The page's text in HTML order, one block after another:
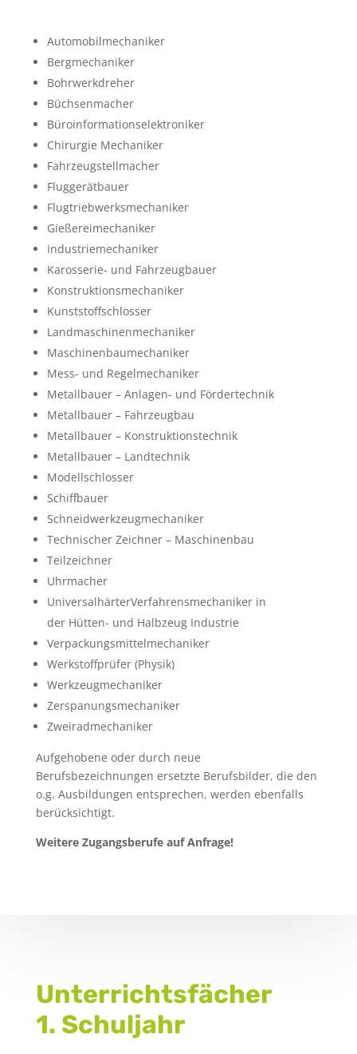
Automobilmechaniker
Bergmechaniker
Bohrwerkdreher
Büchsenmacher
Büroinformationselektroniker
Chirurgie Mechaniker
Fahrzeugstellmacher
Fluggerätbauer
Flugtriebwerksmechaniker
Gießereimechaniker
Industriemechaniker
Karosserie- und Fahrzeugbauer
Konstruktionsmechaniker
Kunststoffschlosser
Landmaschinenmechaniker
Maschinenbaumechaniker
Mess- und Regelmechaniker
Metallbauer – Anlagen- und Fördertechnik
Metallbauer – Fahrzeugbau
Metallbauer – Konstruktionstechnik
Metallbauer – Landtechnik
Modellschlosser
Schiffbauer
Schneidwerkzeugmechaniker
Technischer Zeichner – Maschinenbau
Teilzeichner
Uhrmacher
UniversalhärterVerfahrensmechaniker in
der Hütten- und Halbzeug Industrie
Verpackungsmittelmechaniker
Werkstoffprüfer (Physik)
Werkzeugmechaniker
Zerspanungsmechaniker
Zweiradmechaniker
Aufgehobene oder durch neue
Berufsbezeichnungen ersetzte Berufsbilder, die den
o.g. Ausbildungen entsprechen, werden ebenfalls
berücksichtigt.
Weitere Zugangsberufe auf Anfrage!
Unterrichtsfächer
1. Schuljahr